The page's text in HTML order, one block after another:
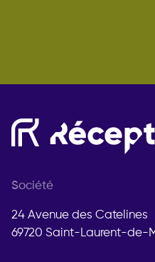
Société
24 Avenue des Catelines
69720 Saint-Laurent-de-